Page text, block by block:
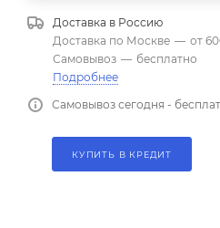
Доставка в Россию
Доставка по Москве — от
Самовывоз — бесплатно
Подробнее
Самовывоз сегодня -
КУПИТЬ В КРЕДИТ